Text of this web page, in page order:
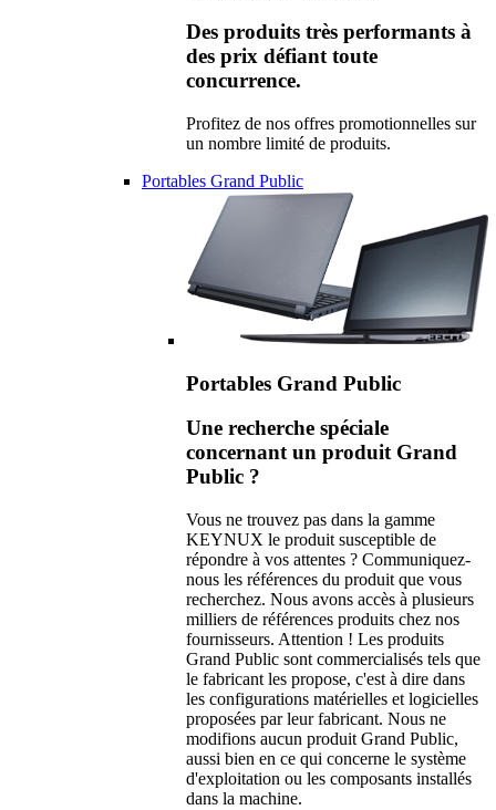
Des produits très performants à
des prix défiant toute
concurrence.
Profitez de nos offres promotionnelles sur
un nombre limité de produits.
Portables Grand Public
Portables Grand Public
Une recherche spéciale
concernant un produit Grand
Public ?
Vous ne trouvez pas dans la gamme
KEYNUX le produit susceptible de
répondre à vos attentes ? Communiquez-
nous les références du produit que vous
recherchez. Nous avons accès à plusieurs
milliers de références produits chez nos
fournisseurs. Attention ! Les produits
Grand Public sont commercialisés tels que
le fabricant les propose, c'est à dire dans
les configurations matérielles et logicielles
proposées par leur fabricant. Nous ne
modifions aucun produit Grand Public,
aussi bien en ce qui concerne le système
d'exploitation ou les composants installés
dans la machine.